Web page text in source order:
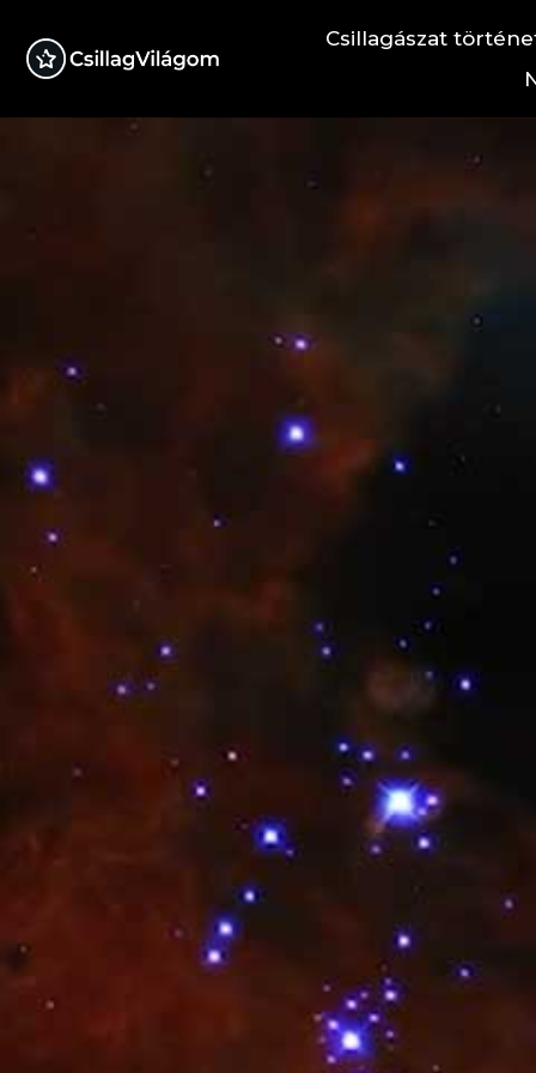
Csillagászat